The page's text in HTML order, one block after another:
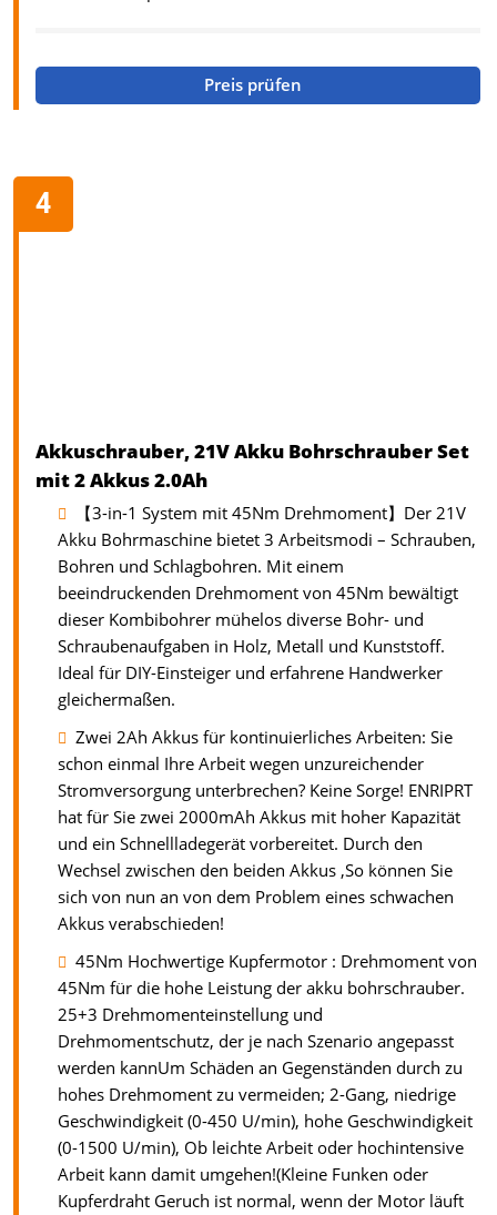
Preis prüfen
Akkuschrauber, 21V Akku Bohrschrauber Set
mit 2 Akkus 2.0Ah
【3-in-1 System mit 45Nm Drehmoment】Der 21V
Akku Bohrmaschine bietet 3 Arbeitsmodi – Schrauben,
Bohren und Schlagbohren. Mit einem
beeindruckenden Drehmoment von 45Nm bewältigt
dieser Kombibohrer mühelos diverse Bohr- und
Schraubenaufgaben in Holz, Metall und Kunststoff.
Ideal für DIY-Einsteiger und erfahrene Handwerker
gleichermaßen.
Zwei 2Ah Akkus für kontinuierliches Arbeiten: Sie
schon einmal Ihre Arbeit wegen unzureichender
Stromversorgung unterbrechen? Keine Sorge! ENRIPRT
hat für Sie zwei 2000mAh Akkus mit hoher Kapazität
und ein Schnellladegerät vorbereitet. Durch den
Wechsel zwischen den beiden Akkus ,So können Sie
sich von nun an von dem Problem eines schwachen
Akkus verabschieden!
45Nm Hochwertige Kupfermotor : Drehmoment von
45Nm für die hohe Leistung der akku bohrschrauber.
25+3 Drehmomenteinstellung und
Drehmomentschutz, der je nach Szenario angepasst
werden kannUm Schäden an Gegenständen durch zu
hohes Drehmoment zu vermeiden; 2-Gang, niedrige
Geschwindigkeit (0-450 U/min), hohe Geschwindigkeit
(0-1500 U/min), Ob leichte Arbeit oder hochintensive
Arbeit kann damit umgehen!(Kleine Funken oder
Kupferdraht Geruch ist normal, wenn der Motor läuft